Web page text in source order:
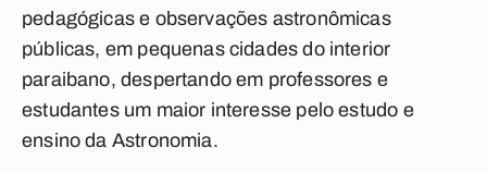
pedagógicas e observações astronômicas
públicas, em pequenas cidades do interior
paraibano, despertando em professores e
estudantes um maior interesse pelo estudo e
ensino da Astronomia.